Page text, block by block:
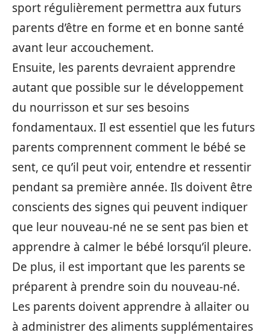
sport régulièrement permettra aux futurs
parents d’être en forme et en bonne santé
avant leur accouchement.
Ensuite, les parents devraient apprendre
autant que possible sur le développement
du nourrisson et sur ses besoins
fondamentaux. Il est essentiel que les futurs
parents comprennent comment le bébé se
sent, ce qu’il peut voir, entendre et ressentir
pendant sa première année. Ils doivent être
conscients des signes qui peuvent indiquer
que leur nouveau-né ne se sent pas bien et
apprendre à calmer le bébé lorsqu’il pleure.
De plus, il est important que les parents se
préparent à prendre soin du nouveau-né.
Les parents doivent apprendre à allaiter ou
à administrer des aliments supplémentaires